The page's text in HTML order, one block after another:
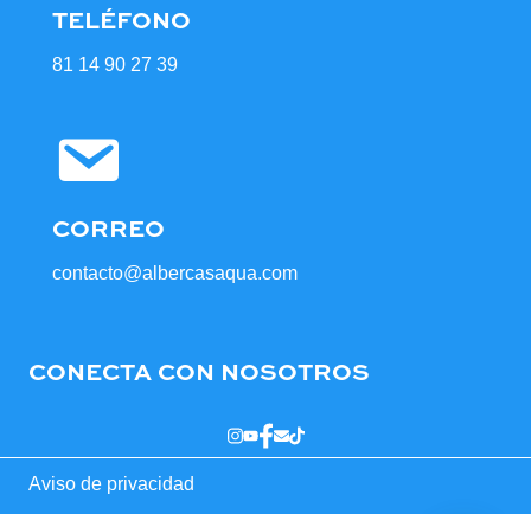
TELÉFONO
81 14 90 27 39
CORREO
contacto@albercasaqua.com
CONECTA CON NOSOTROS
Aviso de privacidad